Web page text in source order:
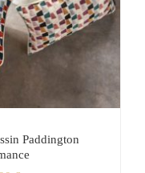
Paddington